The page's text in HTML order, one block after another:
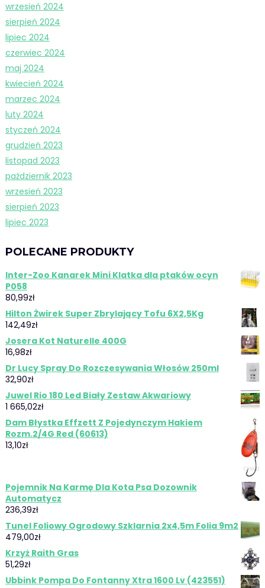
wrzesień 2024
sierpień 2024
lipiec 2024
czerwiec 2024
maj 2024
kwiecień 2024
marzec 2024
luty 2024
styczeń 2024
grudzień 2023
listopad 2023
październik 2023
wrzesień 2023
sierpień 2023
lipiec 2023
POLECANE PRODUKTY
Inter-Zoo Kanarek Mini Klatka dla ptaków ocyn
P058
80,99zł
Hilton Żwirek Super Zbrylający Tofu 6X2,5Kg
142,49zł
Josera Kot Naturelle 400G
16,98zł
Dr Lucy Spray Do Rozczesywania Włosów 250ml
32,90zł
Juwel Rio 180 Led Biały Zestaw Akwariowy
1 665,02zł
Dam Błystka Effzett Z Pojedynczym Hakiem
Rozm.2/4G Red (60613)
13,10zł
Pojemnik Na Karmę Dla Kota Psa Dozownik
Automatycz
236,39zł
Tunel Foliowy Ogrodowy Szklarnia 2x4,5m Folia 9m2
479,00zł
Krzyż Raith Gras
51,29zł
Ubbink Pompa Do Fontanny Xtra 1600 Lv (423551)